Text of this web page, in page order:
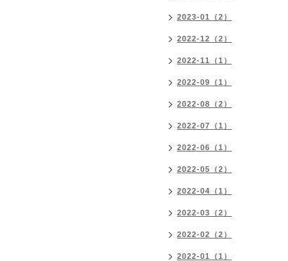
2023-01（2）
2022-12（2）
2022-11（1）
2022-09（1）
2022-08（2）
2022-07（1）
2022-06（1）
2022-05（2）
2022-04（1）
2022-03（2）
2022-02（2）
2022-01（1）